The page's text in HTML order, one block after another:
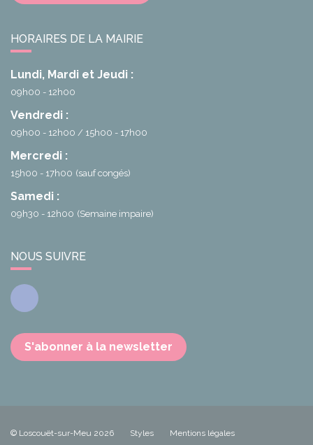
HORAIRES DE LA MAIRIE
Lundi, Mardi et Jeudi :
09h00 - 12h00
Vendredi :
09h00 - 12h00 15h00 - 17h00
Mercredi :
15h00 - 17h00 (sauf congés)
Samedi :
09h30 - 12h00 (Semaine impaire)
NOUS SUIVRE
Facebook
S'abonner à la newsletter
© Loscouët-sur-Meu 2026 Styles
Mentions légales